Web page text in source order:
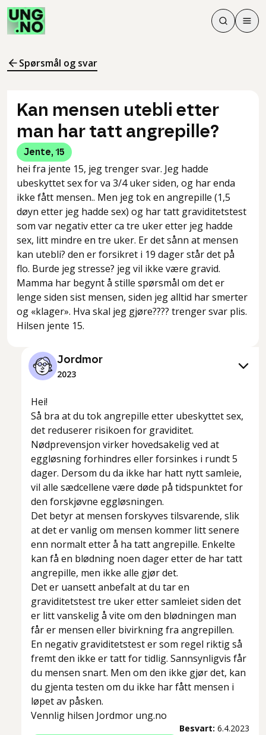
Søk
Søk
Meny
Spørsmål og svar
Kan mensen utebli etter
man har tatt angrepille?
Jente, 15
hei fra jente 15, jeg trenger svar. Jeg hadde
ubeskyttet sex for va 3/4 uker siden, og har enda
ikke fått mensen.. Men jeg tok en angrepille (1,5
døyn etter jeg hadde sex) og har tatt graviditetstest
som var negativ etter ca tre uker etter jeg hadde
sex, litt mindre en tre uker. Er det sånn at mensen
kan utebli? den er forsikret i 19 dager står det på
flo. Burde jeg stresse? jeg vil ikke være gravid.
Mamma har begynt å stille spørsmål om det er
lenge siden sist mensen, siden jeg alltid har smerter
og «klager». Hva skal jeg gjøre???? trenger svar plis.
Hilsen jente 15.
Jordmor
2023
Hei!
Så bra at du tok angrepille etter ubeskyttet sex,
det reduserer risikoen for graviditet.
Nødprevensjon virker hovedsakelig ved at
eggløsning forhindres eller forsinkes i rundt 5
dager. Dersom du da ikke har hatt nytt samleie,
vil alle sædcellene være døde på tidspunktet for
den forskjøvne eggløsningen.
Det betyr at mensen forskyves tilsvarende, slik
at det er vanlig om mensen kommer litt senere
enn normalt etter å ha tatt angrepille. Enkelte
kan få en blødning noen dager etter de har tatt
angrepille, men ikke alle gjør det.
Det er uansett anbefalt at du tar en
graviditetstest tre uker etter samleiet siden det
er litt vanskelig å vite om den blødningen man
får er mensen eller bivirkning fra angrepillen.
En negativ graviditetstest er som regel riktig så
fremt den ikke er tatt for tidlig. Sannsynligvis får
du mensen snart. Men om den ikke gjør det, kan
du gjenta testen om du ikke har fått mensen i
løpet av påsken.
Vennlig hilsen Jordmor ung.no
Besvart: 6.4.2023